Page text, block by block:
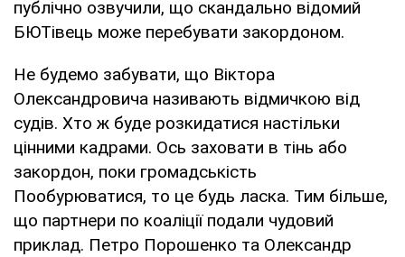
публічно озвучили, що скандально відомий
БЮТівець може перебувати закордоном.
Не будемо забувати, що Віктора
Олександровича називають відмичкою від
судів. Хто ж буде розкидатися настільки
цінними кадрами. Ось заховати в тінь або
закордон, поки громадськість
Пообурюватися, то це будь ласка. Тим більше,
що партнери по коаліції подали чудовий
приклад. Петро Порошенко та Олександр